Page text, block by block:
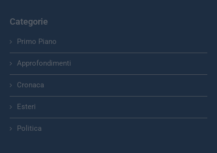
Categorie
Primo Piano
Approfondimenti
Cronaca
Esteri
Politica